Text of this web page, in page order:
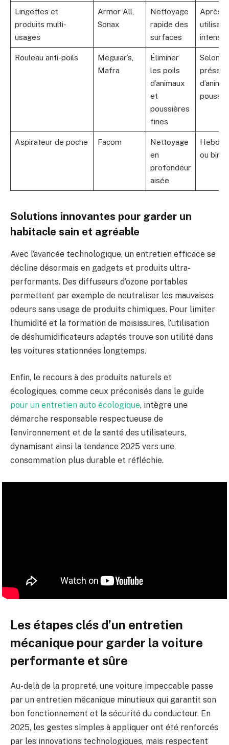
Lingettes et
produits multi-
usages
Armor All,
Sonax
Nettoyage
rapide des
surfaces
Après
Rouleau anti-poils
Meguiar’s,
Mafra
Éliminer
les poils
d’animaux
et
poussières
fines
Selon la
Aspirateur de poche Facom
Nettoyage
en
profondeur
aisée
ou
Solutions innovantes pour garder un
habitacle sain et agréable
Avec l’avancée technologique, un entretien efficace se
décline désormais en gadgets et produits ultra-
performants. Des diffuseurs d’ozone portables
permettent par exemple de neutraliser les mauvaises
odeurs sans usage de produits chimiques. Pour limiter
l’humidité et la formation de moisissures, l’utilisation
de déshumidificateurs adaptés trouve son utilité dans
les voitures stationnées longtemps.
Enfin, le recours à des produits naturels et
écologiques, comme ceux préconisés dans le guide
pour un entretien auto écologique, intègre une
démarche responsable respectueuse de
l’environnement et de la santé des utilisateurs,
dynamisant ainsi la tendance 2025 vers une
consommation plus durable et réfléchie.
Les étapes clés d’un entretien
mécanique pour garder la voiture
performante et sûre
Au-delà de la propreté, une voiture impeccable passe
par un entretien mécanique minutieux qui garantit son
bon fonctionnement et la sécurité du conducteur. En
2025, les gestes simples à appliquer ont été renforcés
par les innovations technologiques, mais respectent